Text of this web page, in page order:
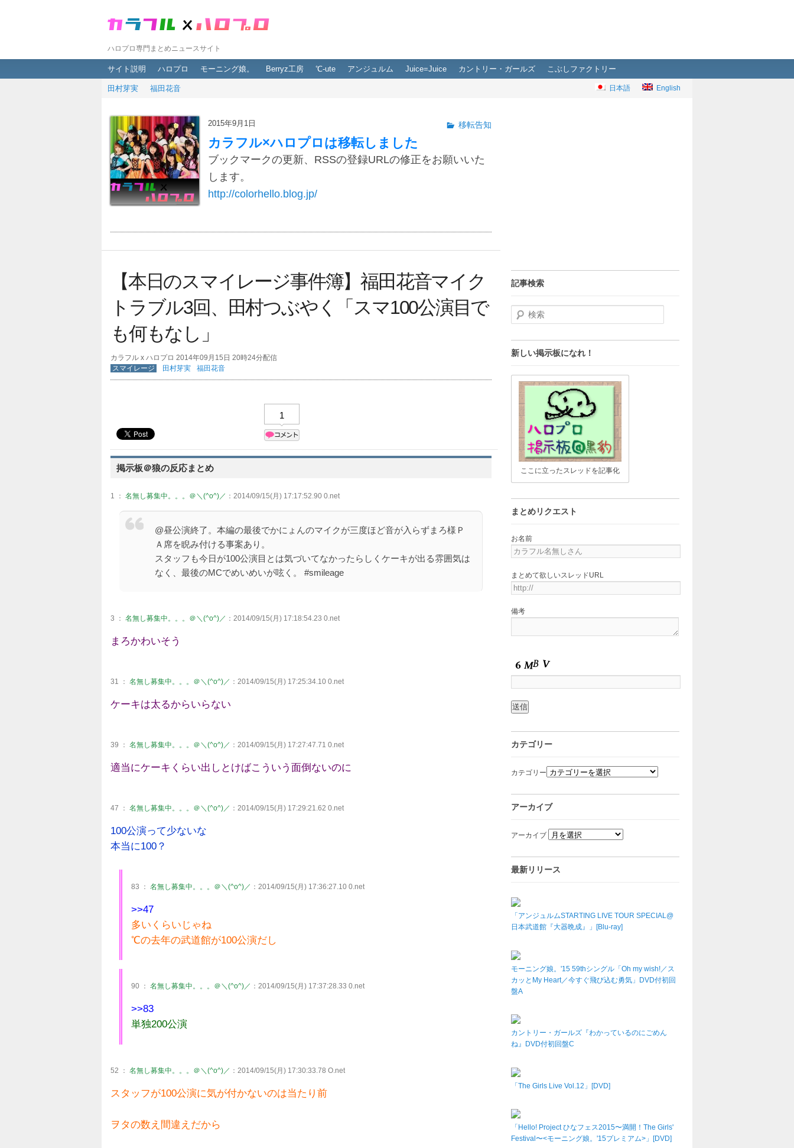
ハロプロ専門まとめニュースサイト
サイト説明 ハロプロ モーニング娘。 Berryz工房 ℃-ute アンジュルム Juice=Juice カントリー・ガールズ こぶしファクトリー
田村芽実 福田花音 日本語 English
2015年9月1日 移転告知
カラフル×ハロプロは移転しました
ブックマークの更新、RSSの登録URLの修正をお願いいた
します。
http://colorhello.blog.jp/
【本日のスマイレージ事件簿】福田花音マイク
トラブル3回、田村つぶやく「スマ100公演目で
も何もなし」
カラフル x ハロプロ 2014年09月15日 20時24分配信
スマイレージ
田村芽実 福田花音
1
掲示板＠狼の反応まとめ
1 ： 名無し募集中。。。＠＼(^o^)／ ：2014/09/15(月) 17:17:52.90 0.net
@昼公演終了。本編の最後でかにょんのマイクが三度ほど音が入らずまろ様Ｐ
Ａ席を睨み付ける事案あり。
スタッフも今日が100公演目とは気づいてなかったらしくケーキが出る雰囲気は
なく、最後のMCでめいめいが呟く。 #smileage
3 ： 名無し募集中。。。＠＼(^o^)／ ：2014/09/15(月) 17:18:54.23 0.net
まろかわいそう
31 ： 名無し募集中。。。＠＼(^o^)／ ：2014/09/15(月) 17:25:34.10 0.net
ケーキは太るからいらない
39 ： 名無し募集中。。。＠＼(^o^)／ ：2014/09/15(月) 17:27:47.71 0.net
適当にケーキくらい出しとけばこういう面倒ないのに
47 ： 名無し募集中。。。＠＼(^o^)／ ：2014/09/15(月) 17:29:21.62 0.net
100公演って少ないな
本当に100？
83 ： 名無し募集中。。。＠＼(^o^)／ ：2014/09/15(月) 17:36:27.10 0.net
>>47
多いくらいじゃね
℃の去年の武道館が100公演だし
90 ： 名無し募集中。。。＠＼(^o^)／ ：2014/09/15(月) 17:37:28.33 0.net
>>83
単独200公演
52 ： 名無し募集中。。。＠＼(^o^)／ ：2014/09/15(月) 17:30:33.78 O.net
スタッフが100公演に気が付かないのは当たり前
ヲタの数え間違えだから
記事検索
検索
新しい掲示板になれ！
ここに立ったスレッドを記事化
まとめリクエスト
お名前
まとめて欲しいスレッドURL
備考
カテゴリー
カテゴリー
アーカイブ
アーカイブ
最新リリース
「アンジュルムSTARTING LIVE TOUR SPECIAL@
日本武道館『大器晩成』」[Blu-ray]
モーニング娘。'15 59thシングル「Oh my wish!／ス
カッとMy Heart／今すぐ飛び込む勇気」DVD付初回
盤A
カントリー・ガールズ『わかっているのにごめん
ね』DVD付初回盤C
「The Girls Live Vol.12」[DVD]
「Hello! Project ひなフェス2015〜満開！The Girls'
Festival〜<モーニング娘。'15プレミアム>」[DVD]